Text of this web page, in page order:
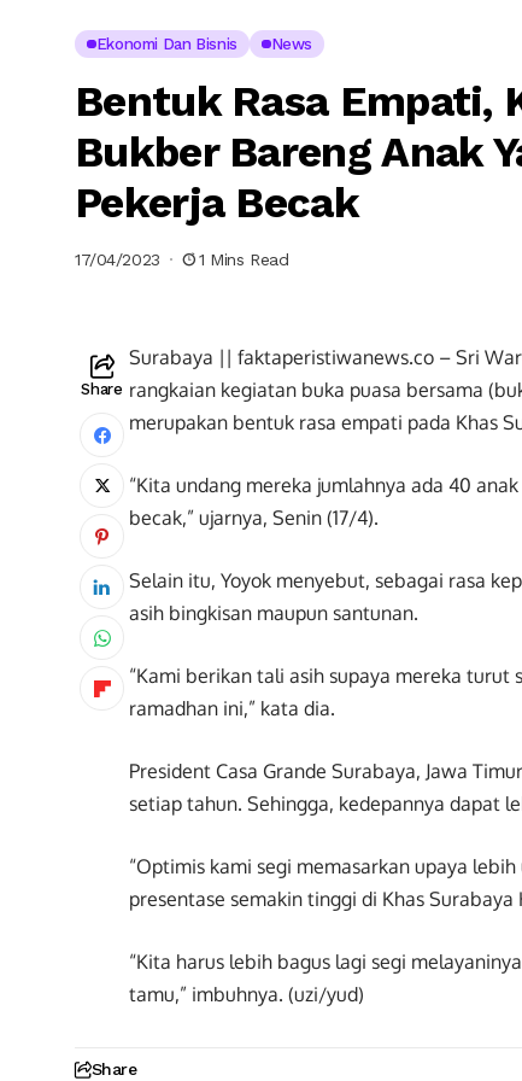
Ekonomi Dan Bisnis News
Bentuk Rasa Empati,
Bukber Bareng Anak
Pekerja Becak
17/04/2023 1 Mins Read
Share
Surabaya || faktaperistiwanews.co – Sri
rangkaian kegiatan buka puasa bersama
merupakan bentuk rasa empati pada Khas
“Kita undang mereka jumlahnya ada 40
becak,” ujarnya, Senin (17/4).
Selain itu, Yoyok menyebut, sebagai rasa
asih bingkisan maupun santunan.
“Kami berikan tali asih supaya mereka
ramadhan ini,” kata dia.
President Casa Grande Surabaya, Jawa
setiap tahun. Sehingga, kedepannya dapat
“Optimis kami segi memasarkan upaya
presentase semakin tinggi di Khas
“Kita harus lebih bagus lagi segi
tamu,” imbuhnya. (uzi/yud)
Share